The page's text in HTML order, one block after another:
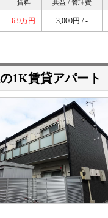
賃料 共益 / 管理費
6.9万円 3,000円 / -
1K賃貸アパート